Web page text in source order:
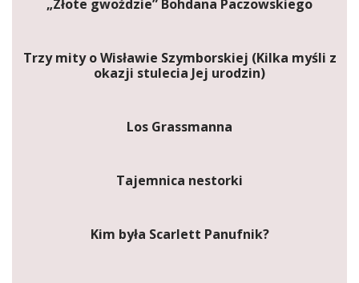
„Złote gwoździe” Bohdana Paczowskiego
Trzy mity o Wisławie Szymborskiej (Kilka myśli z
okazji stulecia Jej urodzin)
Los Grassmanna
Tajemnica nestorki
Kim była Scarlett Panufnik?